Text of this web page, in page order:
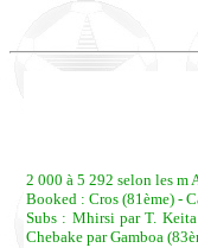
2 000 à 5 292 selon les m
Booked : Cros (81ème) -
Subs : Mhirsi par T. Keita
Chebake par Gamboa